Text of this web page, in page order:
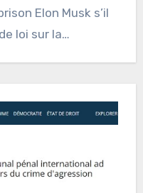
Elon Musk s’il
loi sur la…